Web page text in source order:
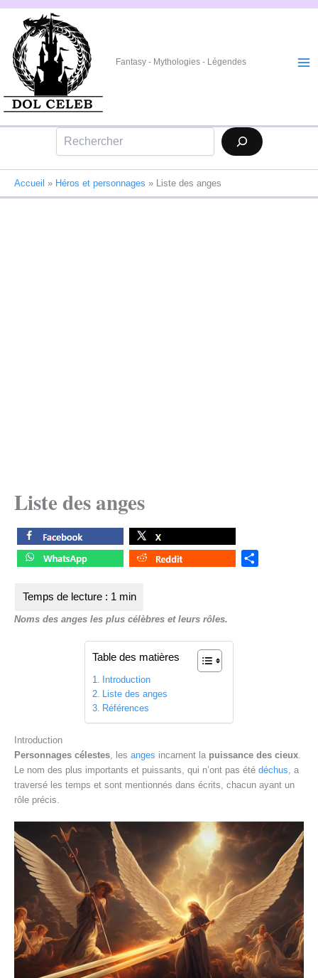
Aller
contenu
Fantasy - Mythologies - Légendes
Rechercher
Accueil » Héros et personnages » Liste des anges
Liste des anges
Noms des anges les plus célèbres et leurs rôles.
Table des matières
Introduction
Liste des anges
Références
Introduction
Personnages célestes , les anges incarnent la puissance des cieux
Le nom des plus importants et puissants, qui n’ont pas été déchus , a
traversé les temps et sont mentionnés dans écrits, chacun ayant un
rôle précis.